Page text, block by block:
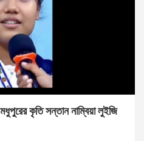
মধুপুরের কৃতি সন্তান নাম্বিয়া লুইজি